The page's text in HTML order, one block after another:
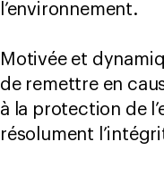
l’environnement.
Motivée et
de remettre en
à la protection de
résolument